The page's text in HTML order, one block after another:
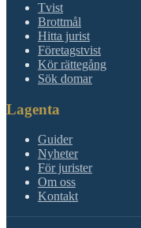
Tvist
Brottmål
Hitta jurist
Företagstvist
Kör rättegång
Sök domar
Lagenta
Guider
Nyheter
För jurister
Om oss
Kontakt